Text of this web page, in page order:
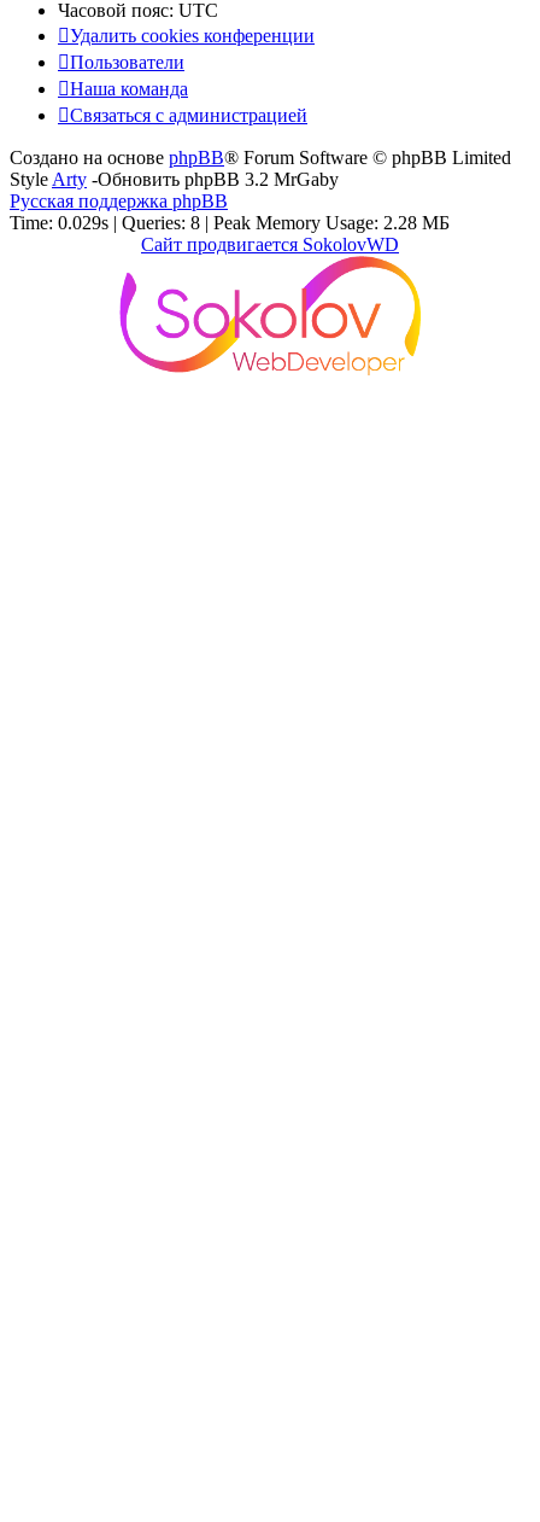
Часовой пояс: UTC
Удалить cookies конференции
Пользователи
Наша команда
Связаться с администрацией
Создано на основе phpBB® Forum Software © phpBB Limited
Style Arty -Обновить phpBB 3.2 MrGaby
Русская поддержка phpBB
Time: 0.029s | Queries: 8 | Peak Memory Usage: 2.28 МБ
Сайт продвигается SokolovWD